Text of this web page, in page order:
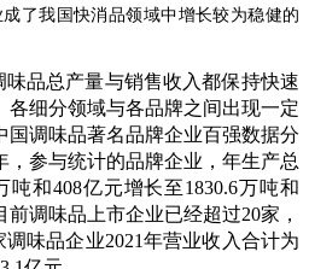
了我国快消品领域中增长较为稳健的
品总产量与销售收入都保持快速
各细分领域与各品牌之间出现一定
国调味品著名品牌企业百强数据分
，参与统计的品牌企业，年生产总
和408亿元增长至1830.6万吨和
调味品上市企业已经超过20家，
味品企业2021年营业收入合计为